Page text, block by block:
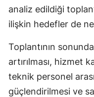
analiz edildiği
ilişkin hedefler de
Toplantının
artırılması, hizmet
teknik personel
güçlendirilmesi ve